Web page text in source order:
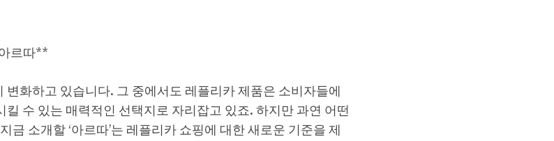
르따**
화하고 있습니다. 그 중에서도 레플리카 제품은 소비자들에
수 있는 매력적인 선택지로 자리잡고 있죠. 하지만 과연 어떤
금 소개할 ‘아르따’는 레플리카 쇼핑에 대한 새로운 기준을 제